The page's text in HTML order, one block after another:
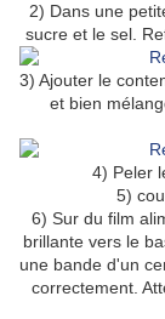
2) Dans une
sucre et le sel.
3) Ajouter le
et bien
4) Peler
5)
6) Sur du film
brillante vers le
une bande d'un
correctement.